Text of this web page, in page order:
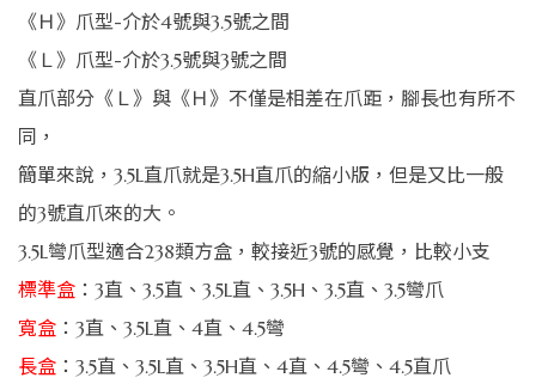
《Ｈ》爪型-介於4號與3.5號之間
《Ｌ》爪型-介於3.5號與3號之間
直爪部分《Ｌ》與《Ｈ》不僅是相差在爪距，腳長也有所不
同，
簡單來說，3.5L直爪就是3.5H直爪的縮小版，但是又比一般
的3號直爪來的大。
3.5L彎爪型適合238類方盒，較接近3號的感覺，比較小支
標準盒 ：3直、3.5直、3.5L直、3.5H、3.5直、3.5彎爪
寬盒 ：3直、3.5L直、4直、4.5彎
長盒 ：3.5直、3.5L直、3.5H直、4直、4.5彎、4.5直爪